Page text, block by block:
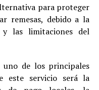
para proteger
remesas, debido a la
las limitaciones del
uno de los principales
este servicio será la